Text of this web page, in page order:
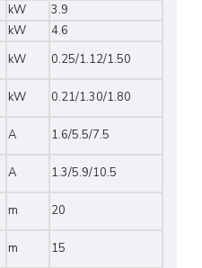
kW
3.9
kW
4.6
kW
0.25/1.12/1.50
kW
0.21/1.30/1.80
A
1.6/5.5/7.5
A
1.3/5.9/10.5
m
20
m
15